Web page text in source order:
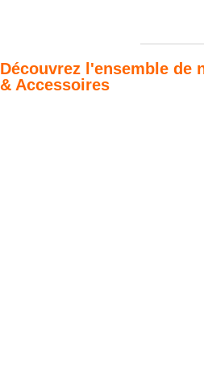
Découvrez l'ensemble de
& Accessoires